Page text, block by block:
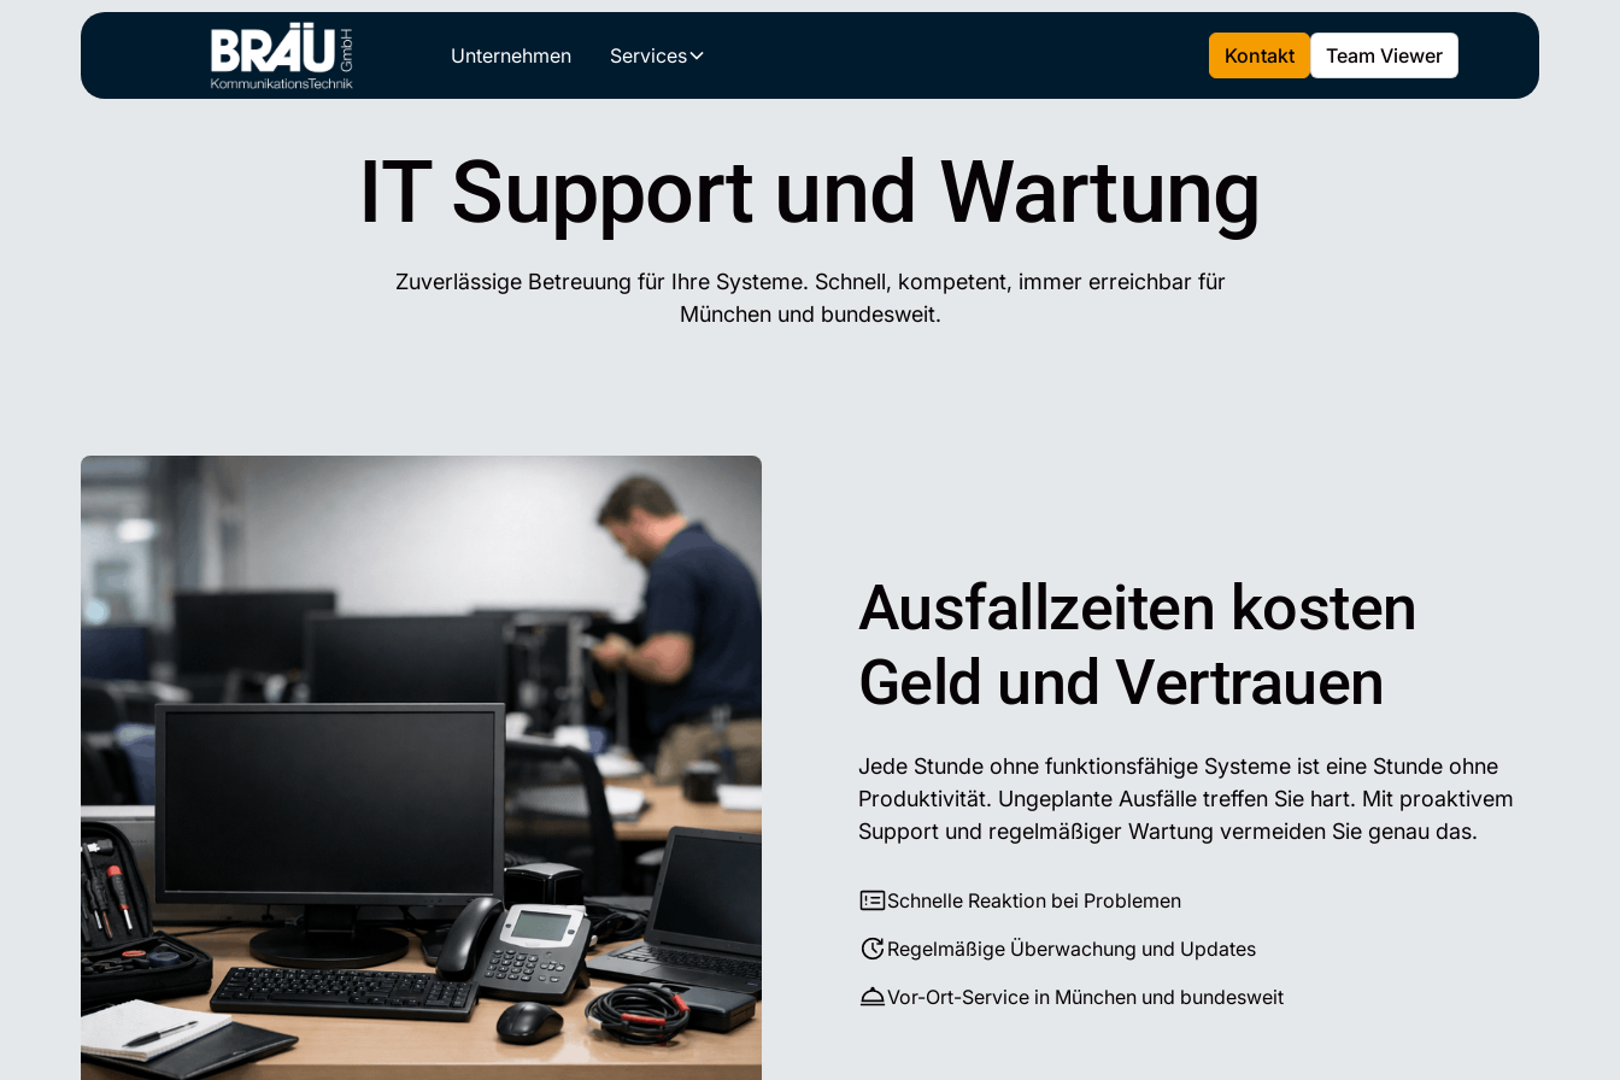
Unternehmen Services Kontakt Team Viewer
IT Support und Wartung
Zuverlässige Betreuung für Ihre Systeme. Schnell, kompetent, immer erreichbar für
München und bundesweit.
Ausfallzeiten kosten
Geld und Vertrauen
Jede Stunde ohne funktionsfähige Systeme ist eine Stunde ohne
Produktivität. Ungeplante Ausfälle treffen Sie hart. Mit proaktivem
Support und regelmäßiger Wartung vermeiden Sie genau das.
Schnelle Reaktion bei Problemen
Regelmäßige Überwachung und Updates
Vor-Ort-Service in München und bundesweit